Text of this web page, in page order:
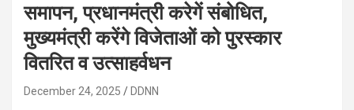
समापन, प्रधानमंत्री करेगें संबोधित,
मुख्यमंत्री करेंगे विजेताओं को पुरस्कार
वितरित व उत्साहर्वधन
December 24, 2025 DDNN